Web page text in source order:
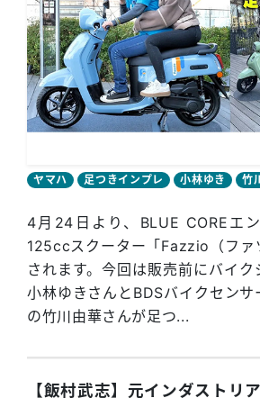
ヤマハ 足つきインプレ 小林ゆき 竹
4月24日より、BLUE COREエ
125ccスクーター「Fazzio（ファ
されます。今回は販売前にバイク
小林ゆきさんとBDSバイクセンサ
の竹川由華さんが足つ...